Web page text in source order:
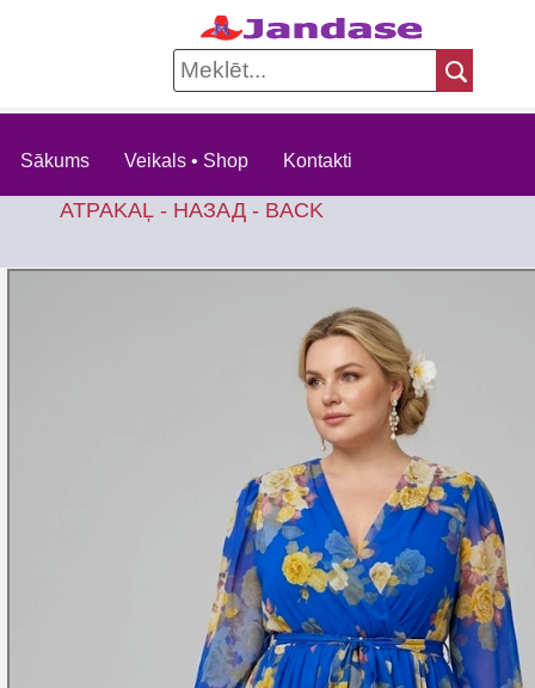
Sākums Veikals • Shop Kontakti
ATPAKAĻ - НАЗАД - BACK